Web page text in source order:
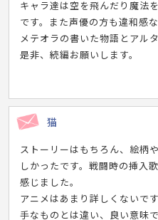
キャラ達は空を飛んだり魔法
です。また声優の方も違和感
メテオラの書いた物語とアル
是非、続編お願いします。
猫
ストーリーはもちろん、絵柄
しかったです。戦闘時の挿入
感じました。
アニメはあまり詳しくないで
手なものとは違い、良い意味